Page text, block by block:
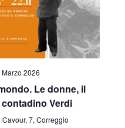
Marzo 2026
Le donne, il
Verdi
Cavour, 7, Correggio